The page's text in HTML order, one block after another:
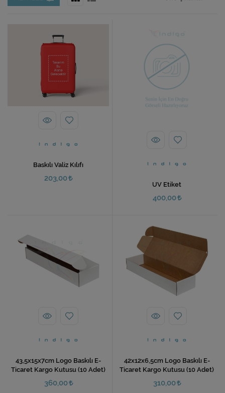
Baskılı Valiz Kılıfı
203,00
UV Etiket
400,00
43,5x15x7cm Logo Baskılı E-
Ticaret Kargo Kutusu (10 Adet)
360,00
42x12x6,5cm Logo Baskılı E-
Ticaret Kargo Kutusu (10 Adet)
310,00